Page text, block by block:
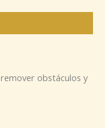
obstáculos y